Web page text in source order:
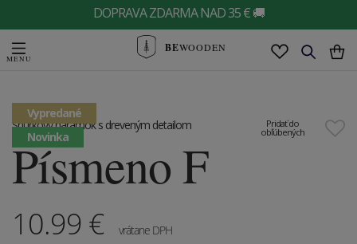
DOPRAVA ZDARMA NAD 35 € 🚚
BEWOODEN
Vypredané
Novinka
Pridať do
obľúbených
Šnúrkový náramok s dreveným detailom
Písmeno F
10.99 € vrátane DPH